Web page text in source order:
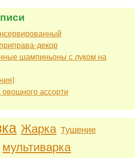
декор
шампиньоны с луком на
ассорти
Жарка Тушение
мультиварка